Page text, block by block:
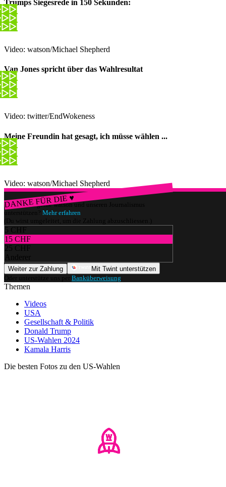
Trumps Siegesrede in 150 Sekunden:
Video: watson/Michael Shepherd
Van Jones spricht über das Wahlresultat
Video: twitter/EndWokeness
Meine Freundin hat gesagt, ich müsse wählen ...
Video: watson/Michael Shepherd
DANKE FÜR DIE ♥
Würdest du gerne watson und unseren Journalismus
unterstützen? Mehr erfahren
(Du wirst umgeleitet, um die Zahlung abzuschliessen.)
5 CHF
15 CHF
25 CHF
Anderer
Weiter zur Zahlung
Mit Twint unterstützen
Oder unterstütze uns per Banküberweisung
Themen
Videos
USA
Gesellschaft & Politik
Donald Trump
US-Wahlen 2024
Kamala Harris
Die besten Fotos zu den US-Wahlen